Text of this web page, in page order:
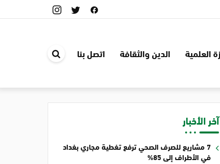
العلمية الدين والثقافة اتصل بنا
الموقع
آخر الأخبار
7 مشاريع للصرف الصحي ترفع تغطية مجاري بغداد
في الأطراف إلى 85%